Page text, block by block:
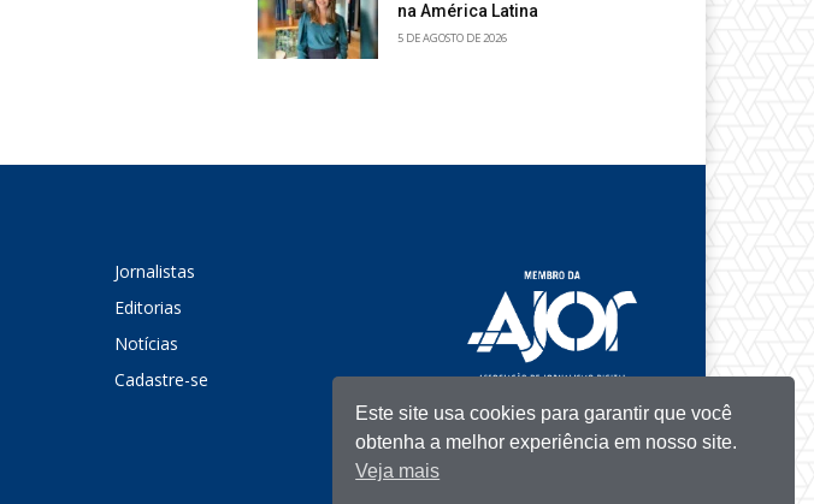
na América Latina
5 DE AGOSTO DE 2026
Jornalistas
Editorias
Notícias
Cadastre-se
Este site usa cookies para garantir que você
obtenha a melhor experiência em nosso site.
Veja mais